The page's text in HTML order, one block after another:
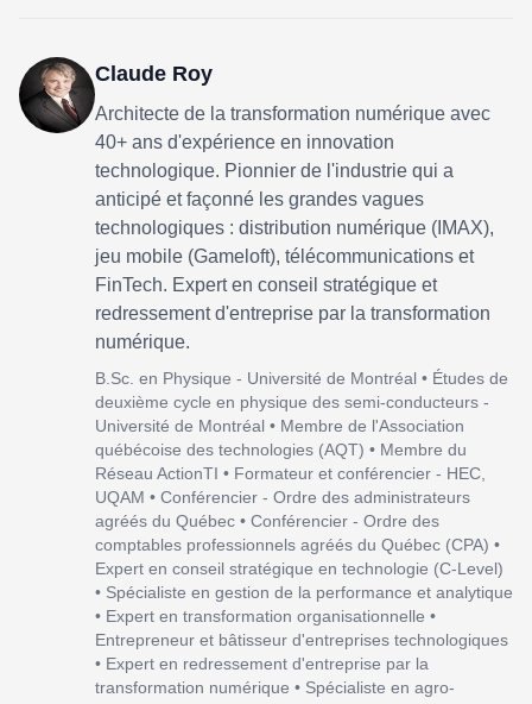
Claude Roy
Architecte de la transformation numérique avec
40+ ans d'expérience en innovation
technologique. Pionnier de l'industrie qui a
anticipé et façonné les grandes vagues
technologiques : distribution numérique (IMAX),
jeu mobile (Gameloft), télécommunications et
FinTech. Expert en conseil stratégique et
redressement d'entreprise par la transformation
numérique.
B.Sc. en Physique - Université de Montréal • Études de
deuxième cycle en physique des semi-conducteurs -
Université de Montréal • Membre de l'Association
québécoise des technologies (AQT) • Membre du
Réseau ActionTI • Formateur et conférencier - HEC,
UQAM • Conférencier - Ordre des administrateurs
agréés du Québec • Conférencier - Ordre des
comptables professionnels agréés du Québec (CPA) •
Expert en conseil stratégique en technologie (C-Level)
• Spécialiste en gestion de la performance et analytique
• Expert en transformation organisationnelle •
Entrepreneur et bâtisseur d'entreprises technologiques
• Expert en redressement d'entreprise par la
transformation numérique • Spécialiste en agro-